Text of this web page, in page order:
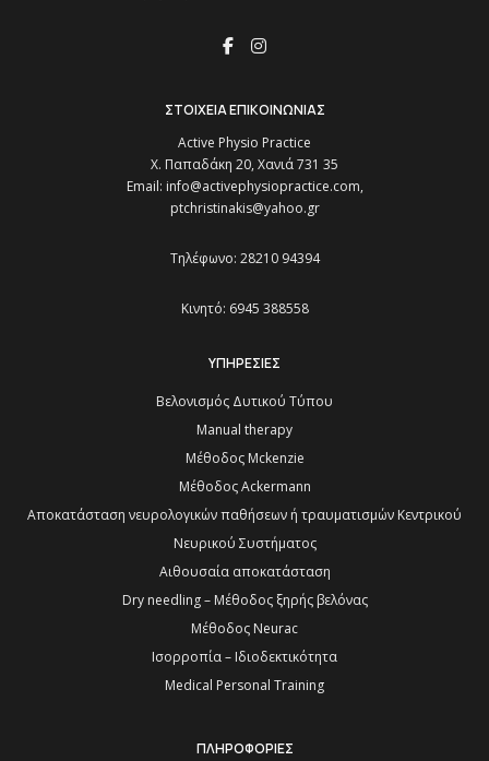
ΣΤΟΙΧΕΙΑ ΕΠΙΚΟΙΝΩΝΙΑΣ
Active Physio Practice
Χ. Παπαδάκη 20, Χανιά 731 35
Email: info@activephysiopractice.com,
ptchristinakis@yahoo.gr
Τηλέφωνο: 28210 94394
Κινητό: 6945 388558
ΥΠΗΡΕΣΙΕΣ
Βελονισμός Δυτικού Τύπου
Manual therapy
Μέθοδος Mckenzie
Μέθοδος Ackermann
Αποκατάσταση νευρολογικών παθήσεων ή τραυματισμών Κεντρικού
Νευρικού Συστήματος
Αιθουσαία αποκατάσταση
Dry needling – Μέθοδος ξηρής βελόνας
Μέθοδος Neurac
Ισορροπία – Ιδιοδεκτικότητα
Medical Personal Training
ΠΛΗΡΟΦΟΡΙΕΣ